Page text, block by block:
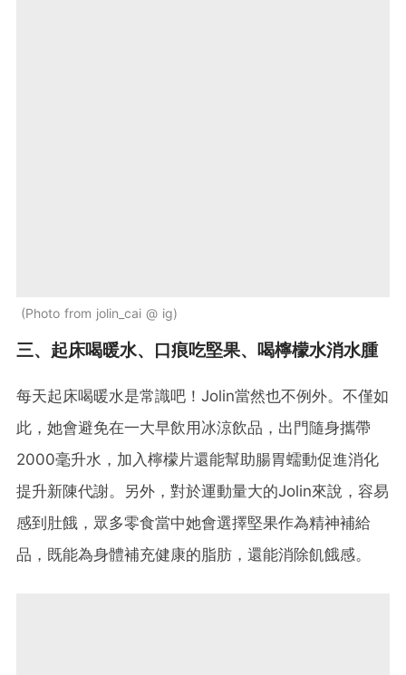
Photo from jolin_cai @ ig
三、起床喝暖水、口痕吃堅果、喝檸檬水消水腫
每天起床喝暖水是常識吧！Jolin當然也不例外。不僅如
此，她會避免在一大早飲用冰涼飲品，出門隨身攜帶
2000毫升水，加入檸檬片還能幫助腸胃蠕動促進消化
提升新陳代謝。另外，對於運動量大的Jolin來說，容易
感到肚餓，眾多零食當中她會選擇堅果作為精神補給
品，既能為身體補充健康的脂肪，還能消除飢餓感。